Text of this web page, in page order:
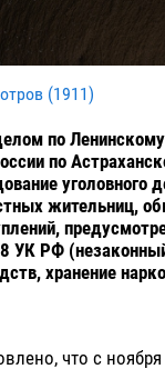
(1911)
по Ленинскому
по
уголовного
жительниц,
УК РФ
хранение
что с